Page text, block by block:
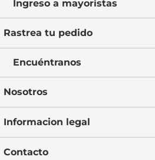
Ingreso a mayoristas
Rastrea tu pedido
Encuéntranos
Nosotros
Informacion legal
Contacto